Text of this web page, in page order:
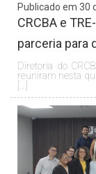
Publicado em 30
CRCBA e
parceria para
Diretoria do
reuniram nesta